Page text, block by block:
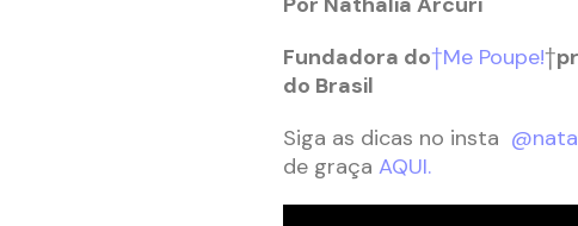
Fundadora do†Me Poupe!†
do Brasil
Siga as dicas no insta
de graça AQUI.